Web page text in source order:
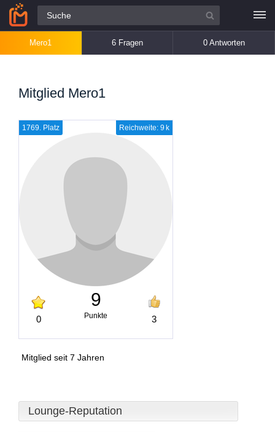
Alle Fragen
Mero1 6 Fragen 0 Antworten
Mitglied Mero1
Reichweite: 9 k
1769. Platz
0
9
Punkte 3
Mitglied seit 7 Jahren
Lounge-Reputation